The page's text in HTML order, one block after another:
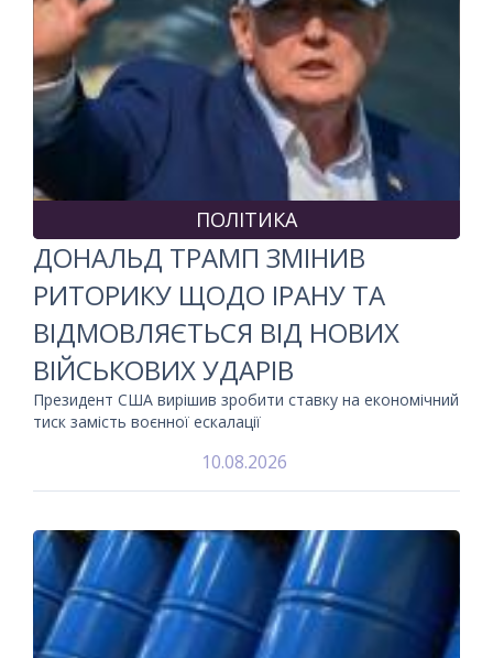
ПОЛІТИКА
ДОНАЛЬД ТРАМП ЗМІНИВ
РИТОРИКУ ЩОДО ІРАНУ ТА
ВІДМОВЛЯЄТЬСЯ ВІД НОВИХ
ВІЙСЬКОВИХ УДАРІВ
Президент США вирішив зробити ставку на економічний
тиск замість воєнної ескалації
10.08.2026